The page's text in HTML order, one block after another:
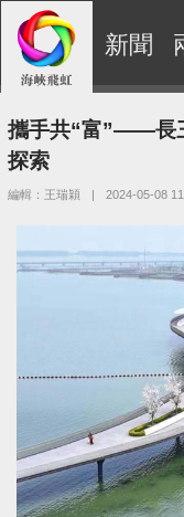
新聞
攜手共“富”——長
探索
編輯：王瑞穎 | 2024-05-08